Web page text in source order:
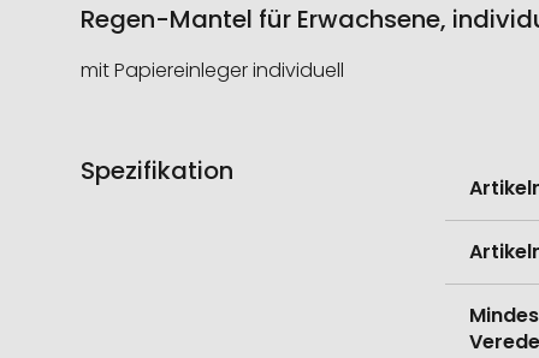
Regen-Mantel für Erwachsene,
mit Papiereinleger individuell
Spezifikation